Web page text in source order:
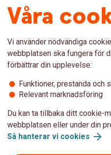
89 föreningar
i en levande bygd, och vi på
till ett starkt föreningsliv. I år
Våra
Vi använder nödvändiga
webbplatsen ska fungera för
förbättrar din upplevelse:
Funktioner, prestanda och
Relevant marknadsföring
Du kan ta tillbaka ditt cookie-
webbplatsen eller under din
Så hanterar vi cookies